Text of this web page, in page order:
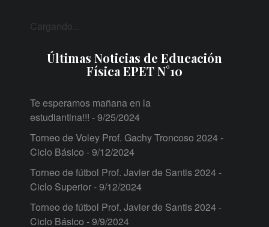
Cargando...
Últimas Noticias de Educación
Física EPET N°10
Te esperamos mañana en la
estudiantina!!! - 9/25/2024
Torneo de Voley Prof. Gachy Troncoso 2024 -
Ciclo Básico - 9/12/2024
Torneo de fútbol Prof. Javier de Santis 2024 -
Ciclo Superior- 9/12/2024
Torneo de fútbol Prof. Javier de Santis 2024 -
Ciclo Básico - 9/9/2024